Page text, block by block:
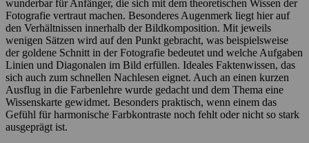
wunderbar für Anfänger, die sich mit dem theoretischen Wissen der
Fotografie vertraut machen. Besonderes Augenmerk liegt hier auf
den Verhältnissen innerhalb der Bildkomposition. Mit jeweils
wenigen Sätzen wird auf den Punkt gebracht, was beispielsweise
der goldene Schnitt in der Fotografie bedeutet und welche Aufgaben
Linien und Diagonalen im Bild erfüllen. Ideales Faktenwissen, das
sich auch zum schnellen Nachlesen eignet. Auch an einen kurzen
Ausflug in die Farbenlehre wurde gedacht und dem Thema eine
Wissenskarte gewidmet. Besonders praktisch, wenn einem das
Gefühl für harmonische Farbkontraste noch fehlt oder nicht so stark
ausgeprägt ist.